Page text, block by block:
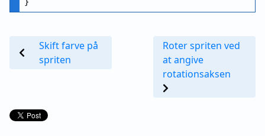
Skift farve på
spriten
Roter spriten ved
at angive
rotationsaksen